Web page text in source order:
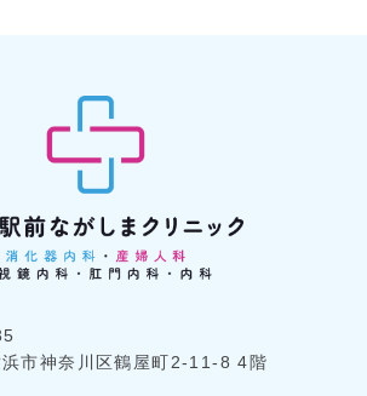
市神奈川区鶴屋町2-11-8 4階